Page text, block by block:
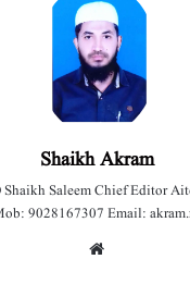
Shaikh Akram
Saleem Chief Editor
9028167307 Email: